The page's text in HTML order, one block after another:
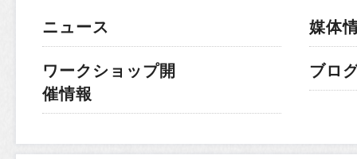
ニュース
ワークショップ開
催情報
媒体
ブロ